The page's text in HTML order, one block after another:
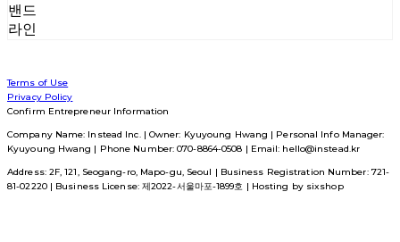
밴드
라인
Terms of Use
Privacy Policy
Confirm Entrepreneur Information
Company Name: Instead Inc. | Owner: Kyuyoung Hwang | Personal Info Manager:
Kyuyoung Hwang | Phone Number: 070-8864-0508 | Email: hello@instead.kr
Address: 2F, 121, Seogang-ro, Mapo-gu, Seoul | Business Registration Number: 721-
81-02220| Business License: 제2022-서울마포-1899호 | Hosting by sixshop